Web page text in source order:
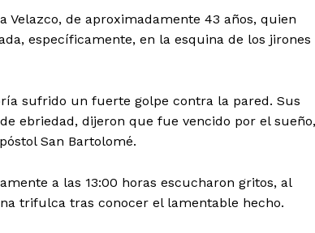
de aproximadamente 43 años, quien
específicamente, en la esquina de los jirones
sufrido un fuerte golpe contra la pared. Sus
ebriedad, dijeron que fue vencido por el sueño,
San Bartolomé.
a las 13:00 horas escucharon gritos, al
trifulca tras conocer el lamentable hecho.